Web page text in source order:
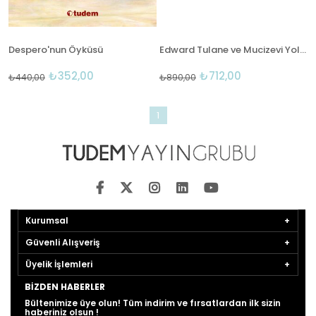
Despero'nun Öyküsü
₺352,00
₺440,00
Edward Tulane ve Mucizevi Yolculuk
₺712,00
₺890,00
1
Kurumsal
Güvenli Alışveriş
Üyelik İşlemleri
BIZDEN HABERLER
Bültenimize üye olun! Tüm indirim ve fırsatlardan ilk sizin
haberiniz olsun !